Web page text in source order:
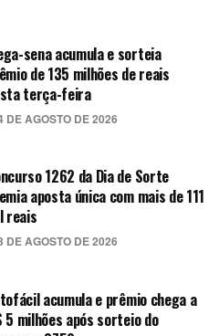
sena acumula e sorteia
de 135 milhões de reais
terça-feira
DE AGOSTO DE 2026
1262 da Dia de Sorte
aposta única com mais de 111
reais
DE AGOSTO DE 2026
acumula e prêmio chega a
5 milhões após sorteio do